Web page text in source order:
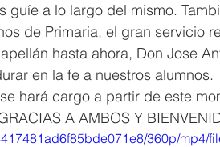
a lo largo del mismo.
de Primaria, el gran servicio
hasta ahora, Don Jose
en la fe a nuestros alumnos.
hará cargo a partir de este
A AMBOS Y
360p/mp4/